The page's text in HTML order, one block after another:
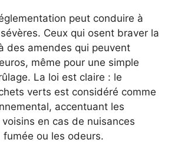
peut conduire à
Ceux qui osent braver la
des amendes qui peuvent
même pour une simple
La loi est claire : le
verts est considéré comme
accentuant les
en cas de nuisances
fumée ou les odeurs.